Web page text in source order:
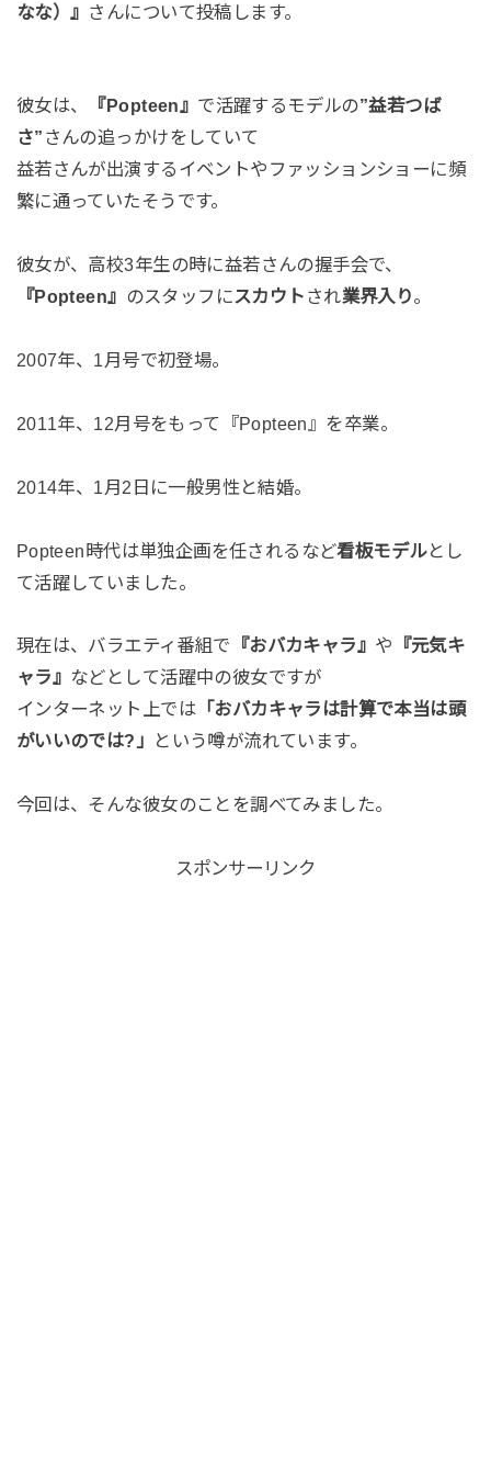
なな）』 さんについて投稿します。
彼女は、 『Popteen』 で活躍するモデルの”益若つば
さ” さんの追っかけをしていて
益若さんが出演するイベントやファッションショーに頻
繁に通っていたそうです。
彼女が、高校3年生の時に益若さんの握手会で、
『Popteen』 のスタッフにスカウト され業界入り。
2007年、1月号で初登場。
2011年、12月号をもって『Popteen』を卒業。
2014年、1月2日に一般男性と結婚。
Popteen時代は単独企画を任されるなど看板モデルとし
て活躍していました。
現在は、バラエティ番組で 『おバカキャラ』 や 『元気キ
ャラ』 などとして活躍中の彼女ですが
インターネット上では「おバカキャラは計算で本当は頭
がいいのでは?」
という噂が流れています。
今回は、そんな彼女のことを調べてみました。
スポンサーリンク